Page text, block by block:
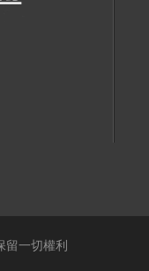
留一切權利